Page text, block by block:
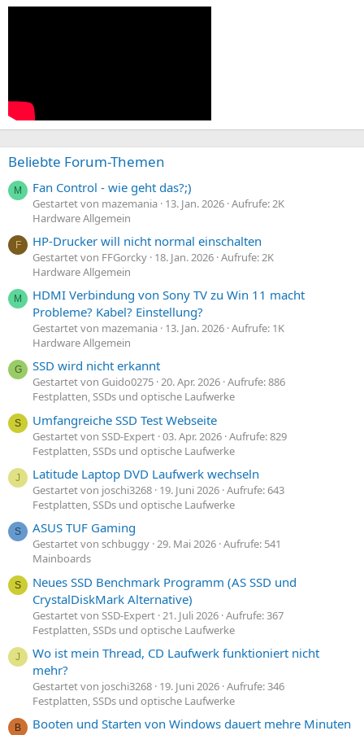
Beliebte Forum-Themen
M Fan Control - wie geht das?;)
Gestartet von mazemania 13. Jan. 2026 Aufrufe: 2K
Hardware Allgemein
F HP-Drucker will nicht normal einschalten
Gestartet von FFGorcky 18. Jan. 2026 Aufrufe: 2K
Hardware Allgemein
M
HDMI Verbindung von Sony TV zu Win 11 macht
Probleme? Kabel? Einstellung?
Gestartet von mazemania 13. Jan. 2026 Aufrufe: 1K
Hardware Allgemein
G SSD wird nicht erkannt
Gestartet von Guido0275 20. Apr. 2026 Aufrufe: 886
Festplatten, SSDs und optische Laufwerke
S Umfangreiche SSD Test Webseite
Gestartet von SSD-Expert 03. Apr. 2026 Aufrufe: 829
Festplatten, SSDs und optische Laufwerke
J Latitude Laptop DVD Laufwerk wechseln
Gestartet von joschi3268 19. Juni 2026 Aufrufe: 643
Festplatten, SSDs und optische Laufwerke
S ASUS TUF Gaming
Gestartet von schbuggy 29. Mai 2026 Aufrufe: 541
Mainboards
S
Neues SSD Benchmark Programm (AS SSD und
CrystalDiskMark Alternative)
Gestartet von SSD-Expert 21. Juli 2026 Aufrufe: 367
Festplatten, SSDs und optische Laufwerke
J
Wo ist mein Thread, CD Laufwerk funktioniert nicht
mehr?
Gestartet von joschi3268 19. Juni 2026 Aufrufe: 346
Festplatten, SSDs und optische Laufwerke
B
Booten und Starten von Windows dauert mehre Minuten